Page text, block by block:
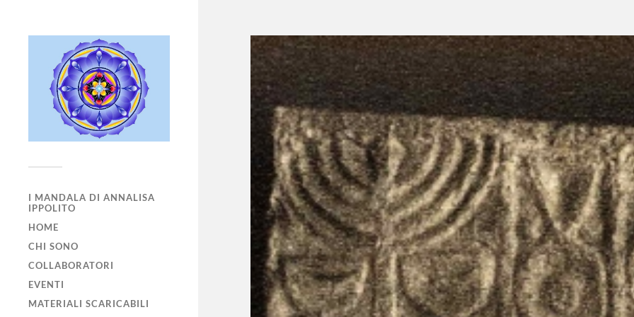
I MANDALA DI ANNALISA
IPPOLITO
HOME
CHI SONO
COLLABORATORI
EVENTI
MATERIALI SCARICABILI